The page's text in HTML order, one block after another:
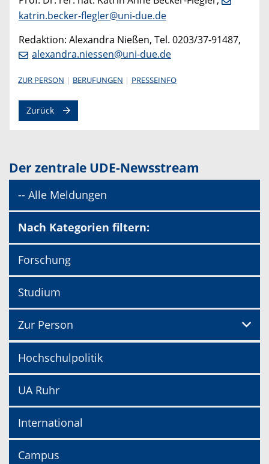
katrin.becker-flegler@uni-due.de
Redaktion: Alexandra Nießen, Tel. 0203/37-91487,
alexandra.niessen@uni-due.de
ZUR PERSON BERUFUNGEN PRESSEINFO
Zurück
Der zentrale UDE-Newsstream
-- Alle Meldungen
Nach Kategorien filtern:
Forschung
Studium
Zur Person
Hochschulpolitik
UA Ruhr
International
Campus